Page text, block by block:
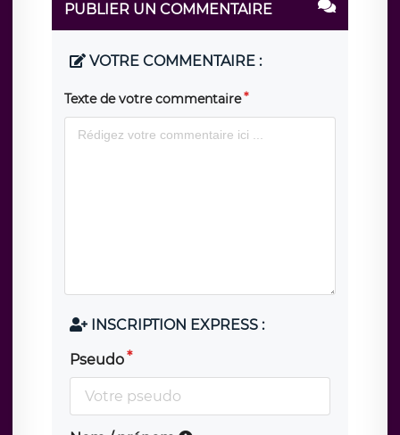
PUBLIER UN COMMENTAIRE
VOTRE COMMENTAIRE :
Texte de votre commentaire
INSCRIPTION EXPRESS :
Pseudo